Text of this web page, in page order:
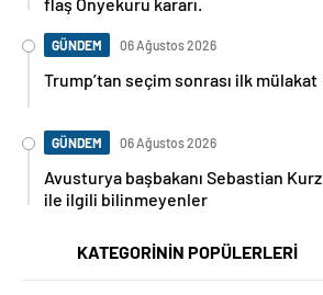
flaş Onyekuru kararı.
GÜNDEM 06 Ağustos 2026
Trump’tan seçim sonrası ilk mülakat
GÜNDEM 06 Ağustos 2026
Avusturya başbakanı Sebastian Kurz
ile ilgili bilinmeyenler
KATEGORİNİN POPÜLERLERİ